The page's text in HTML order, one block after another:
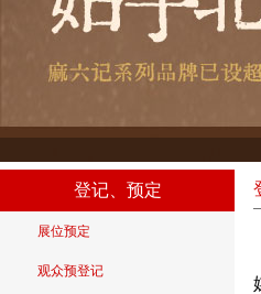
登记、预定
展位预定
观众预登记